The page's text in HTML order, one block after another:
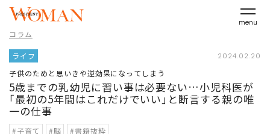
menu
コラム
ライフ 2024.02.20
子供のためと思いきや逆効果になってしまう
5歳までの乳幼児に習い事は必要ない…小児科医が
｢最初の5年間はこれだけでいい｣と断言する親の唯
一の仕事
#子育て #脳 #書籍抜粋